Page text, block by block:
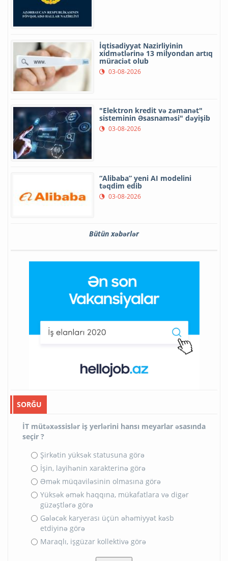
İqtisadiyyat Nazirliyinin
xidmətlərinə 13 milyondan artıq
müraciət olub
03-08-2026
"Elektron kredit və zəmanət"
sisteminin Əsasnaməsi" dəyişib
03-08-2026
“Alibaba” yeni AI modelini
təqdim edib
03-08-2026
Bütün xəbərlər
SORĞU
İT mütəxəssislər iş yerlərini hansı meyarlar əsasında
seçir ?
Şirkətin yüksək statusuna görə
İşin, layihənin xarakterinə görə
Əmək müqaviləsinin olmasına görə
Yüksək əmək haqqına, mükafatlara və digər
güzəştlərə görə
Gələcək karyerası üçün əhəmiyyət kəsb
etdiyinə görə
Maraqlı, işgüzar kollektivə görə